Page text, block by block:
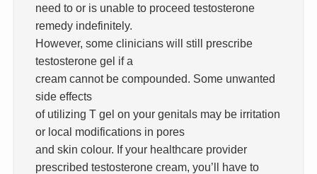
need to or is unable to proceed testosterone
remedy indefinitely.
However, some clinicians will still prescribe
testosterone gel if a
cream cannot be compounded. Some unwanted
side effects
of utilizing T gel on your genitals may be irritation
or local modifications in pores
and skin colour. If your healthcare provider
prescribed testosterone cream, you’ll have to